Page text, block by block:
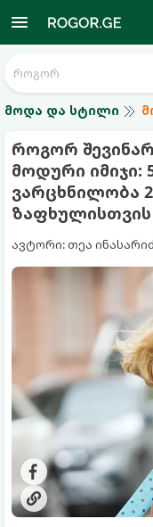
მოდა და სტილი
როგორ
მოდური იმიჯი:
ვარცხნილობა
ზაფხულისთვის
ავტორი: თეა